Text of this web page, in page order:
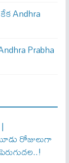
Andhra
Prabha
రోజులుగా